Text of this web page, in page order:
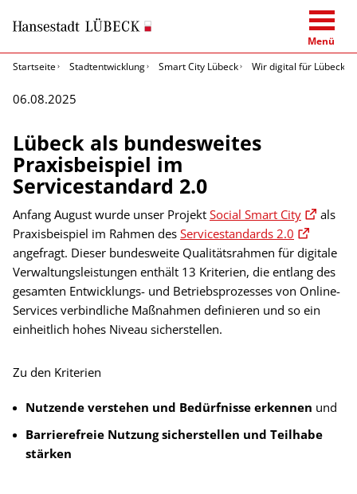
Menü
Startseite
Stadtentwicklung Smart City Lübeck Wir digital für Lübeck
06.08.2025
Lübeck als bundesweites
Praxisbeispiel im
Servicestandard 2.0
Anfang August wurde unser Projekt Social Smart City
als
Praxisbeispiel im Rahmen des Servicestandards 2.0
angefragt. Dieser bundesweite Qualitätsrahmen für digitale
Verwaltungsleistungen enthält 13 Kriterien, die entlang des
gesamten Entwicklungs- und Betriebsprozesses von Online-
Services verbindliche Maßnahmen definieren und so ein
einheitlich hohes Niveau sicherstellen.
Zu den Kriterien
Nutzende verstehen und Bedürfnisse erkennen und
Barrierefreie Nutzung sicherstellen und Teilhabe
stärken